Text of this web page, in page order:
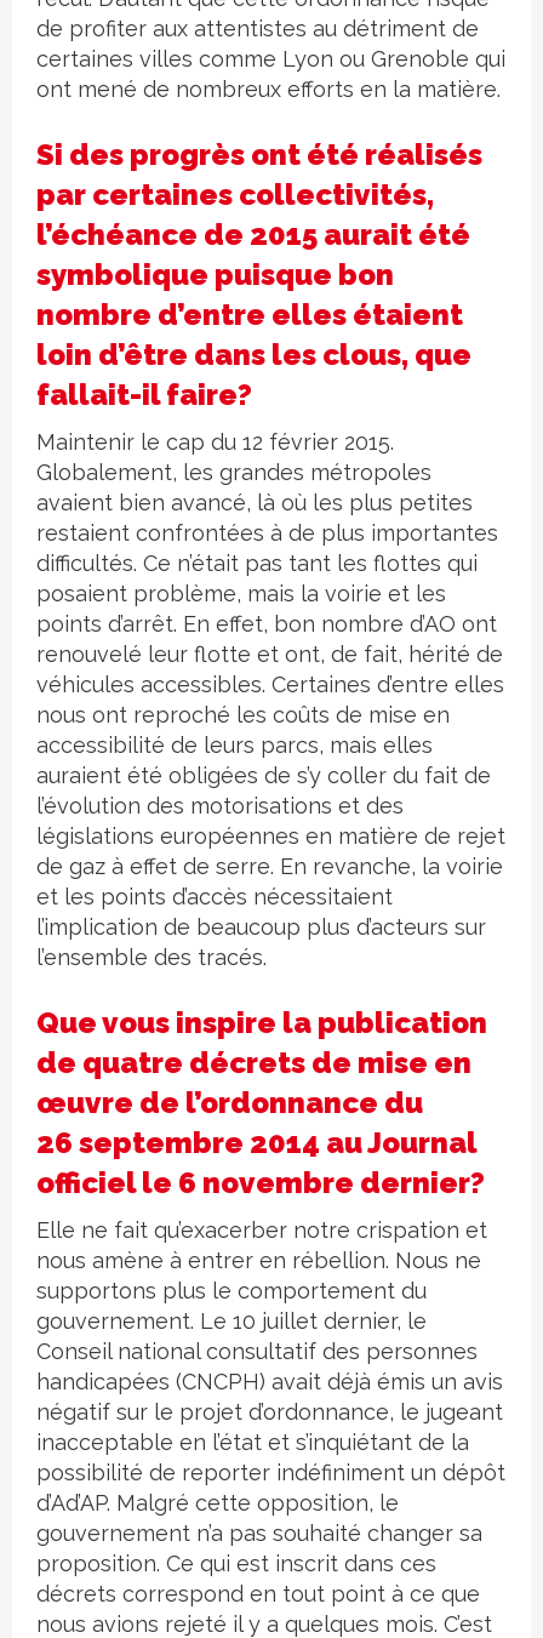
de profiter aux attentistes au détriment de
certaines villes comme Lyon ou Grenoble qui
ont mené de nombreux efforts en la matière.
Si des progrès ont été réalisés
par certaines collectivités,
l’échéance de 2015 aurait été
symbolique puisque bon
nombre d’entre elles étaient
loin d’être dans les clous, que
fallait-il faire?
Maintenir le cap du 12 février 2015.
Globalement, les grandes métropoles
avaient bien avancé, là où les plus petites
restaient confrontées à de plus importantes
difficultés. Ce n’était pas tant les flottes qui
posaient problème, mais la voirie et les
points d’arrêt. En effet, bon nombre d’AO ont
renouvelé leur flotte et ont, de fait, hérité de
véhicules accessibles. Certaines d’entre elles
nous ont reproché les coûts de mise en
accessibilité de leurs parcs, mais elles
auraient été obligées de s’y coller du fait de
l’évolution des motorisations et des
législations européennes en matière de rejet
de gaz à effet de serre. En revanche, la voirie
et les points d’accès nécessitaient
l’implication de beaucoup plus d’acteurs sur
l’ensemble des tracés.
Que vous inspire la publication
de quatre décrets de mise en
œuvre de l’ordonnance du
26 septembre 2014 au Journal
officiel le 6 novembre dernier?
Elle ne fait qu’exacerber notre crispation et
nous amène à entrer en rébellion. Nous ne
supportons plus le comportement du
gouvernement. Le 10 juillet dernier, le
Conseil national consultatif des personnes
handicapées (CNCPH) avait déjà émis un avis
négatif sur le projet d’ordonnance, le jugeant
inacceptable en l’état et s’inquiétant de la
possibilité de reporter indéfiniment un dépôt
d’Ad’AP. Malgré cette opposition, le
gouvernement n’a pas souhaité changer sa
proposition. Ce qui est inscrit dans ces
décrets correspond en tout point à ce que
nous avions rejeté il y a quelques mois. C’est